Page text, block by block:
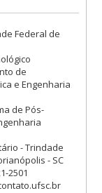
Federal de
de
e Engenharia
de Pós-
- Trindade
- SC
2501